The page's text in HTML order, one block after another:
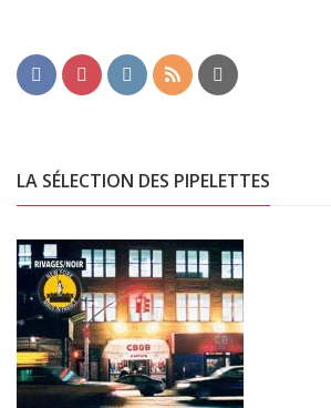
LA SÉLECTION DES PIPELETTES